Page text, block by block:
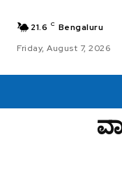
21.6 C Bengaluru
Friday, August 7, 2026